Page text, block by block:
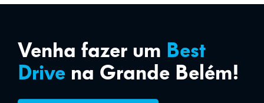
Venha fazer um Best
Drive na Grande Belém!